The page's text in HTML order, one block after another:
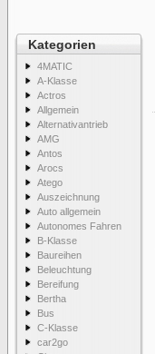
Kategorien
4MATIC
A-Klasse
Actros
Allgemein
Alternativantrieb
AMG
Antos
Arocs
Atego
Auszeichnung
Auto allgemein
Autonomes Fahren
B-Klasse
Baureihen
Beleuchtung
Bereifung
Bertha
Bus
C-Klasse
car2go